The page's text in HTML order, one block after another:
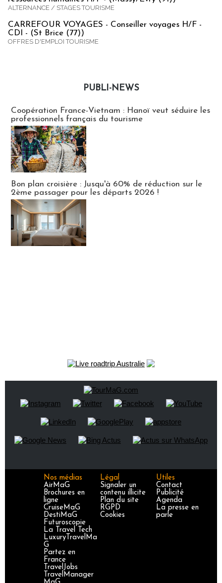
ALTERNANCE / STAGES TOURISME
CARREFOUR VOYAGES - Conseiller voyages H/F -
CDI - (St Brice (77))
OFFRES D'EMPLOI TOURISME
PUBLI-NEWS
Coopération France-Vietnam : Hanoï veut séduire les
professionnels français du tourisme
Bon plan croisière : Jusqu'à 60% de réduction sur le
2ème passager pour les départs 2026 !
Nos médias
AirMaG
Brochures en
ligne
CruiseMaG
DestiMaG
Futuroscopie
La Travel Tech
LuxuryTravelMa
G
Partez en
France
TravelJobs
TravelManager
Légal
Signaler un
contenu illicite
Plan du site
RGPD
Cookies
Utiles
Contact
Publicité
Agenda
La presse en
parle